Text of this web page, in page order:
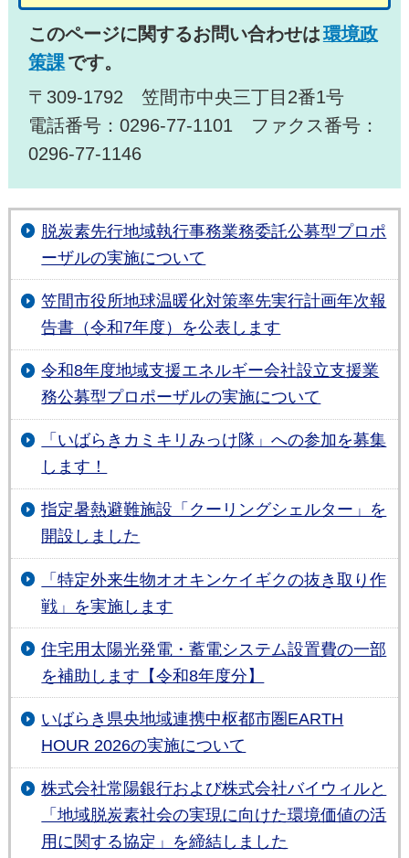
このページに関するお問い合わせは環境政
策課です。
〒309-1792 笠間市中央三丁目2番1号
電話番号：0296-77-1101 ファクス番号：
0296-77-1146
脱炭素先行地域執行事務業務委託公募型プロポ
ーザルの実施について
笠間市役所地球温暖化対策率先実行計画年次報
告書（令和7年度）を公表します
令和8年度地域支援エネルギー会社設立支援業
務公募型プロポーザルの実施について
「いばらきカミキリみっけ隊」への参加を募集
します！
指定暑熱避難施設「クーリングシェルター」を
開設しました
「特定外来生物オオキンケイギクの抜き取り作
戦」を実施します
住宅用太陽光発電・蓄電システム設置費の一部
を補助します【令和8年度分】
いばらき県央地域連携中枢都市圏EARTH
HOUR 2026の実施について
株式会社常陽銀行および株式会社バイウィルと
「地域脱炭素社会の実現に向けた環境価値の活
用に関する協定」を締結しました